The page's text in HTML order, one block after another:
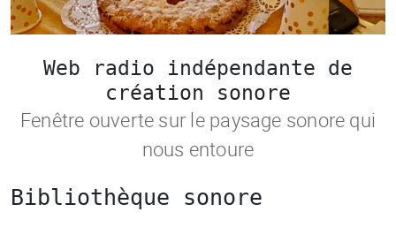
Web radio indépendante de
création sonore
Fenêtre ouverte sur le paysage sonore qui
nous entoure
Bibliothèque sonore